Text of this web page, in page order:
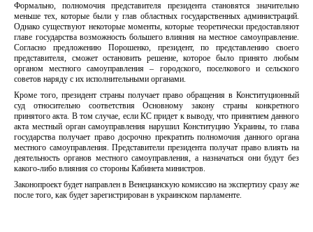
Формально, полномочия представителя президента становятся значительно
меньше тех, которые были у глав областных государственных администраций.
Однако существуют некоторые моменты, которые теоретически предоставляют
главе государства возможность большего влияния на местное самоуправление.
Согласно предложению Порошенко, президент, по представлению своего
представителя, сможет остановить решение, которое было принято любым
органом местного самоуправления – городского, поселкового и сельского
советов наряду с их исполнительными органами.
Кроме того, президент страны получает право обращения в Конституционный
суд относительно соответствия Основному закону страны конкретного
принятого акта. В том случае, если КС придет к выводу, что принятием данного
акта местный орган самоуправления нарушил Конституцию Украины, то глава
государства получает право досрочно прекратить полномочия данного органа
местного самоуправления. Представители президента получат право влиять на
деятельность органов местного самоуправления, а назначаться они будут без
какого-либо влияния со стороны Кабинета министров.
Законопроект будет направлен в Венецианскую комиссию на экспертизу сразу же
после того, как будет зарегистрирован в украинском парламенте.